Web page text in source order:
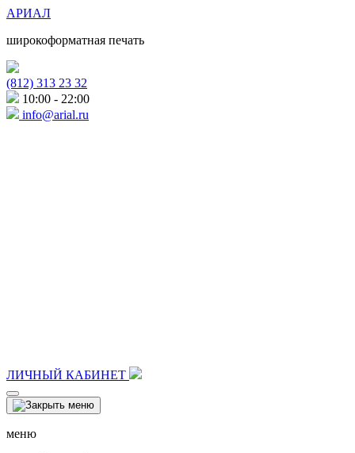
АРИАЛ
широкоформатная печать
(812) 313 23 32
10:00 - 22:00
info@arial.ru
ЛИЧНЫЙ КАБИНЕТ
меню